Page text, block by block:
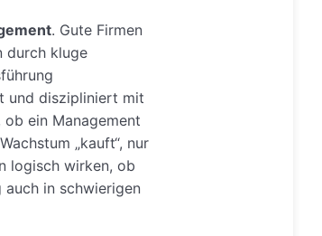
. Gute Firmen
durch kluge
und diszipliniert mit
ein Management
„kauft“, nur
logisch wirken, ob
auch in schwierigen